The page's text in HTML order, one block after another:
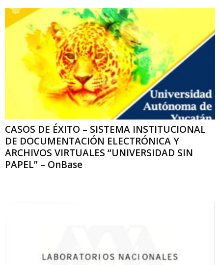
CASOS DE ÉXITO – SISTEMA INSTITUCIONAL
DE DOCUMENTACIÓN ELECTRÓNICA Y
ARCHIVOS VIRTUALES “UNIVERSIDAD SIN
PAPEL” – OnBase